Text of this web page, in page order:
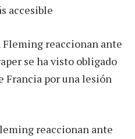
accesible
reaccionan ante